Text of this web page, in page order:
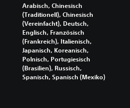
Arabisch, Chinesisch
(Traditionell), Chinesisch
(Vereinfacht), Deutsch,
Englisch, Französisch
(Frankreich), Italienisch,
Japanisch, Koreanisch,
Polnisch, Portugiesisch
(Brasilien), Russisch,
Spanisch, Spanisch (Mexiko)